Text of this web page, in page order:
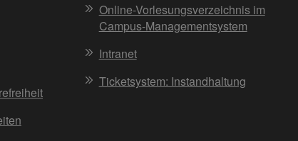
Online-Vorlesungsverzeichnis im
Campus-Managementsystem
Intranet
Ticketsystem: Instandhaltung